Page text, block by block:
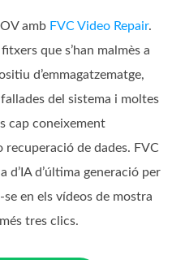
amb FVC Video Repair.
que s’han malmès a
d’emmagatzematge,
del sistema i moltes
cap coneixement
de dades. FVC
d’última generació per
en els vídeos de mostra
tres clics.